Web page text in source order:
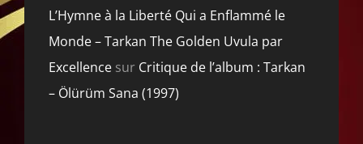
L’Hymne à la Liberté Qui a Enflammé le
Monde – Tarkan The Golden Uvula par
Excellence sur Critique de l’album : Tarkan
– Ölürüm Sana (1997)